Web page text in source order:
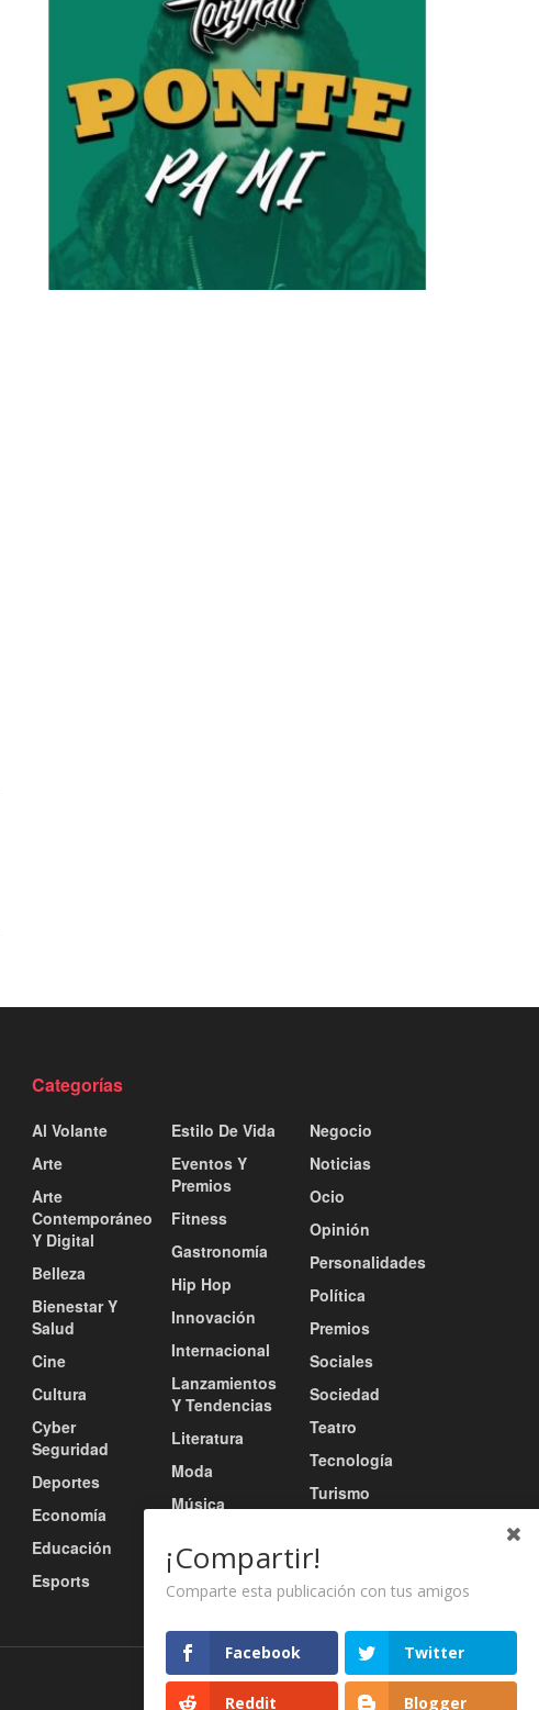
Categorías
Al Volante
Arte
Arte
Contemporáneo
Y Digital
Belleza
Bienestar Y
Salud
Cine
Cultura
Cyber
Seguridad
Deportes
Economía
Educación
Esports
Estilo De Vida
Eventos Y
Premios
Fitness
Gastronomía
Hip Hop
Innovación
Internacional
Lanzamientos
Y Tendencias
Literatura
Moda
Música
Nacional
Negocio
Noticias
Ocio
Opinión
Personalidades
Política
Premios
Sociales
Sociedad
Teatro
Tecnología
Turismo
Redes
Video
Nosotros Contacto
¡Compartir!
Comparte esta publicación con tus amigos
Facebook Twitter
Reddit Blogger